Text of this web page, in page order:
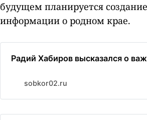
будущем планируется
информации о родном крае.
Радий Хабиров высказался о
sobkor02.ru